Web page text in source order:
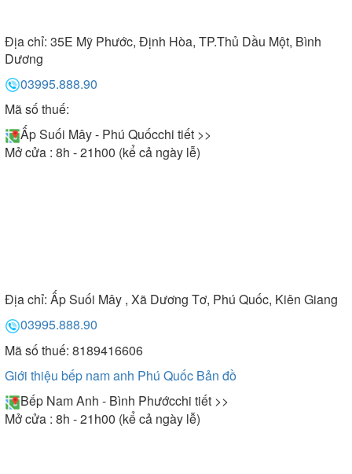
Địa chỉ: 35E Mỹ Phước, Định Hòa, TP.Thủ Dầu Một, Bình
Dương
03995.888.90
Mã số thuế:
Ấp Suối Mây - Phú Quốcchi tiết >>
Mở cửa : 8h - 21h00 (kể cả ngày lễ)
Địa chỉ: Ấp Suối Mây , Xã Dương Tơ, Phú Quốc, Kiên Giang
03995.888.90
Mã số thuế: 8189416606
Giới thiệu bếp nam anh Phú Quốc Bản đồ
Bếp Nam Anh - Bình Phướcchi tiết >>
Mở cửa : 8h - 21h00 (kể cả ngày lễ)